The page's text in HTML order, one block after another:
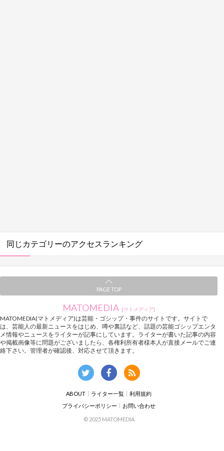
同じカテゴリーのアクセスランキング
PAGE TOP
MATOMEDIA [マトメディア]
MATOMEDIA(マトメディア)は芸能・ゴシップ・事件のサイトです。サイトで
は、芸能人の最新ニュースをはじめ、噂や裏話など、話題の芸能ゴシップエンタ
メ情報やニュースをライターが記事にしています。ライターが書いた記事の内容
や掲載画像等に問題がございましたら、各権利所有者様本人が直接メールでご連
絡下さい。管理者が確認後、対応させて頂きます。
ABOUT ライター一覧
利用規約
プライバシーポリシー
お問い合わせ
© 2025 MATOMEDIA